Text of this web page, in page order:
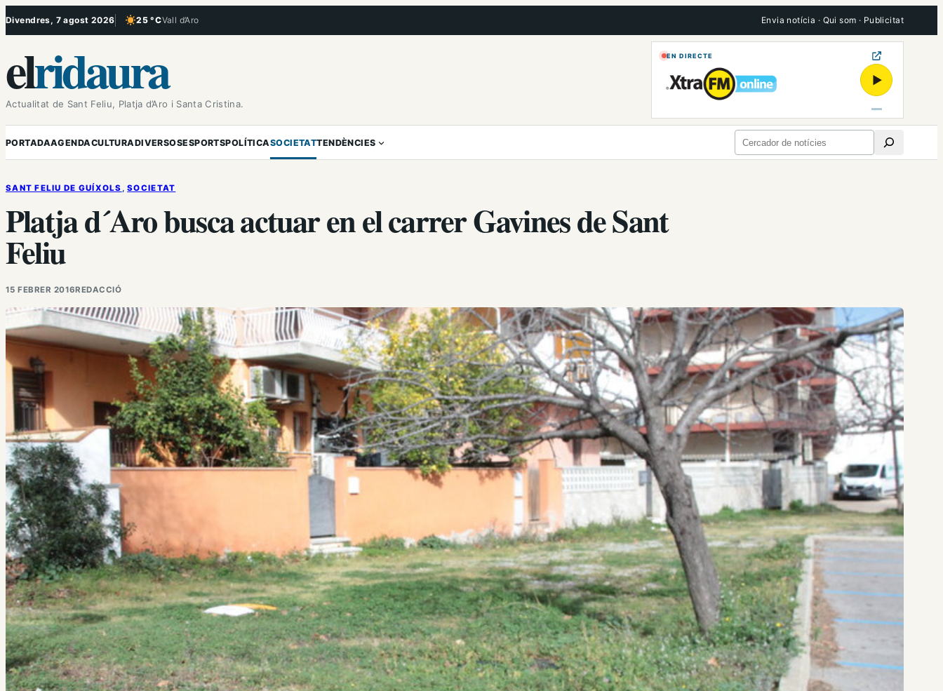
Vés
Divendres, 7 agost 2026 25 °CVall d’Aro
, Cel serè Envia notícia · Qui som · Publicitat
elridaura
Actualitat de Sant Feliu, Platja d’Aro i Santa Cristina.
EN DIRECTE
▶
PORTADAAGENDACULTURADIVERSOSESPORTSPOLÍTICASOCIETATTENDÈNCIES Cerca
SANT FELIU DE GUÍXOLS , SOCIETAT
Platja d´Aro busca actuar en el carrer Gavines de Sant
Feliu
15 FEBRER 2016REDACCIÓ